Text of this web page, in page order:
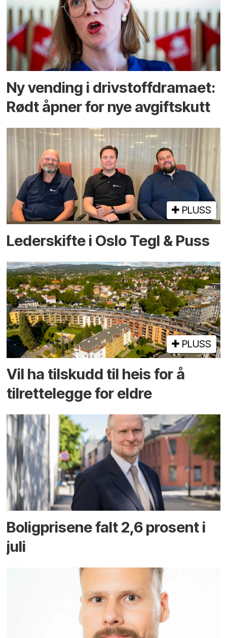
Ny vending i drivstoffdramaet:
Rødt åpner for nye avgiftskutt
PLUSS
Lederskifte i Oslo Tegl & Puss
PLUSS
Vil ha tilskudd til heis for å
tilrettelegge for eldre
Boligprisene falt 2,6 prosent i
juli